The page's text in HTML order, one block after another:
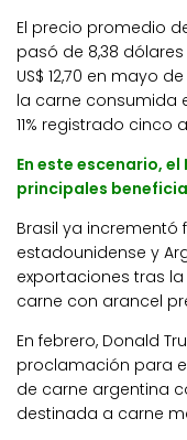
El precio promedio
pasó de 8,38
US$ 12,70 en mayo
la carne consumida
11% registrado cinco
En este escenario,
principales
Brasil ya
estadounidense y
exportaciones tras
carne con arancel
En febrero, Donald
proclamación para
de carne argentina
destinada a carne